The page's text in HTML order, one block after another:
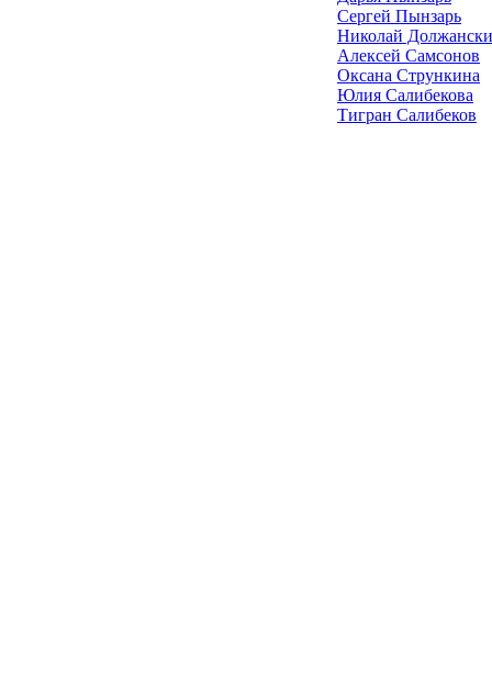
Сергей Пынзарь
Николай
Алексей Самсонов
Оксана Стрункина
Юлия Салибекова
Тигран Салибеков